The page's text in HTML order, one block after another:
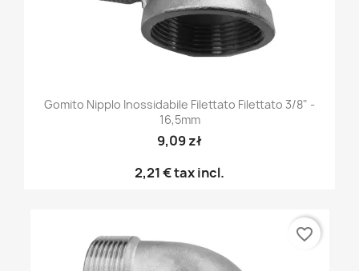
Gomito Nipplo Inossidabile Filettato Filettato 3/8" -
16,5mm
9,09 zł
2,21 €tax incl.
favorite_border